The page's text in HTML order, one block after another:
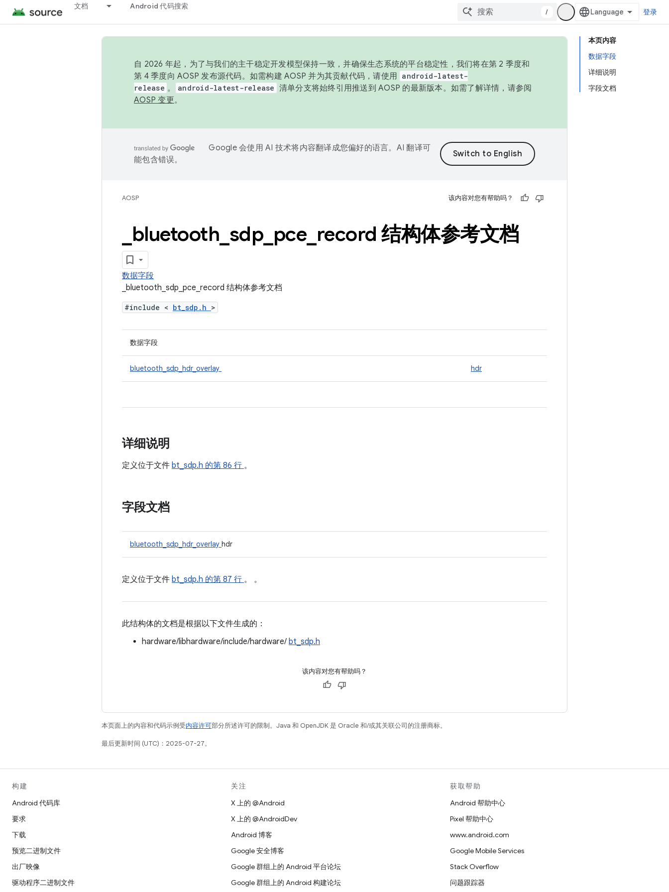
文档 Android 代码搜索
/ 登录
本页内容
数据字段
详细说明
字段文档
自 2026 年起，为了与我们的主干稳定开发模型保持一致，并确保生态系统的平台稳定性，我们将在第 2 季度和
第 4 季度向 AOSP 发布源代码。如需构建 AOSP 并为其贡献代码，请使用 android-latest-
release 。 android-latest-release 清单分支将始终引用推送到 AOSP 的最新版本。如需了解详情，请参阅
AOSP 变更。
Google 会使用 AI 技术将内容翻译成您偏好的语言。AI 翻译可
能包含错误。
AOSP 该内容对您有帮助吗？
bluetooth sdp pce record 结构体参考文档
数据字段
_bluetooth_sdp_pce_record 结构体参考文档
#include < bt_sdp.h >
数据字段
bluetooth_sdp_hdr_overlay hdr
详细说明
定义位于文件 bt_sdp.h 的第 86 行 。
字段文档
bluetooth_sdp_hdr_overlay hdr
定义位于文件 bt_sdp.h 的第 87 行 。 。
此结构体的文档是根据以下文件生成的：
hardware/libhardware/include/hardware/ bt_sdp.h
该内容对您有帮助吗？
本页面上的内容和代码示例受内容许可部分所述许可的限制。Java 和 OpenJDK 是 Oracle 和/或其关联公司的注册商标。
最后更新时间 (UTC)：2025-07-27。
构建
Android 代码库
要求
下载
预览二进制文件
出厂映像
驱动程序二进制文件
关注
X 上的 @Android
X 上的 @AndroidDev
Android 博客
Google 安全博客
Google 群组上的 Android 平台论坛
Google 群组上的 Android 构建论坛
获取帮助
Android 帮助中心
Pixel 帮助中心
www.android.com
Google Mobile Services
Stack Overflow
问题跟踪器